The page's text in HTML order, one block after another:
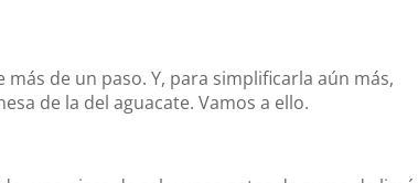
de un paso. Y, para simplificarla aún más,
de la del aguacate. Vamos a ello.